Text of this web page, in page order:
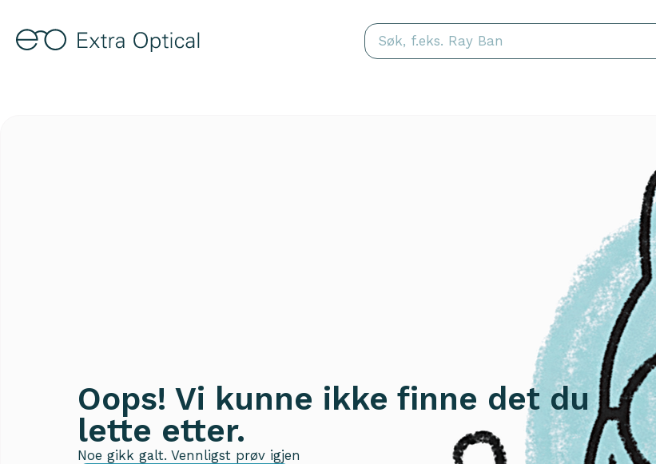
Oops! Vi kunne ikke finne det du
lette etter.
Noe gikk galt. Vennligst prøv igjen